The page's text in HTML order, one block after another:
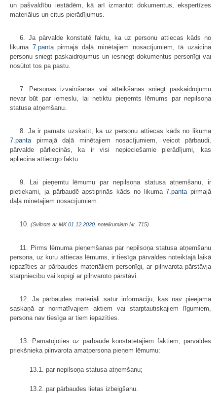
un pašvaldību iestādēm, kā arī izmantot dokumentus, ekspertīzes
materiālus un citus pierādījumus.
6. Ja pārvalde konstatē faktu, ka uz personu attiecas kāds no
likuma 7.pantapirmajā daļā minētajiem nosacījumiem, tā uzaicina
personu sniegt paskaidrojumus un iesniegt dokumentus personīgi vai
nosūtot tos pa pastu.
7. Personas izvairīšanās vai atteikšanās sniegt paskaidrojumu
nevar būt par iemeslu, lai netiktu pieņemts lēmums par nepilsoņa
statusa atņemšanu.
8. Ja ir pamats uzskatīt, ka uz personu attiecas kāds no likuma
7.panta pirmajā daļā minētajiem nosacījumiem, veicot pārbaudi,
pārvalde pārliecinās, ka ir visi nepieciešamie pierādījumi, kas
apliecina attiecīgo faktu.
9. Lai pieņemtu lēmumu par nepilsoņa statusa atņemšanu, ir
pietiekami, ja pārbaudē apstiprinās kāds no likuma7.panta pirmajā
daļā minētajiem nosacījumiem.
10. (Svītrots ar MK01.12.2020. noteikumiem Nr. 715)
11. Pirms lēmuma pieņemšanas par nepilsoņa statusa atņemšanu
persona, uz kuru attiecas lēmums, ir tiesīga pārvaldes noteiktajā laikā
iepazīties ar pārbaudes materiāliem personīgi, ar pilnvarota pārstāvja
starpniecību vai kopīgi ar pilnvaroto pārstāvi.
12. Ja pārbaudes materiāli satur informāciju, kas nav pieejama
saskaņā ar normatīvajiem aktiem vai starptautiskajiem līgumiem,
persona nav tiesīga ar tiem iepazīties.
13. Pamatojoties uz pārbaudē konstatētajiem faktiem, pārvaldes
priekšnieka pilnvarota amatpersona pieņem lēmumu:
13.1. par nepilsoņa statusa atņemšanu;
13.2. par pārbaudes lietas izbeigšanu.